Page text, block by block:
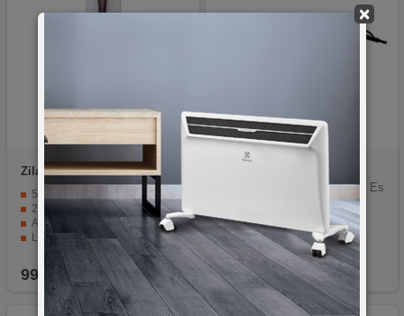
×
Zilan ZLN9204 Persephone
5 temperaturnih nivoa za prilagodljivo oblikovanje
2 smjera uvijanja (left/right) za različite kovrče
Anti-scald keramička tehnologija za sigurnije grijanje
LED ekran i timing postavke za precizno stiliziranje
Bežično punjenje i Li-Ion baterija 4000 mAh za praktičnost
99,90 KM
Pegla za kosu, StraightCare Es
79,90KM